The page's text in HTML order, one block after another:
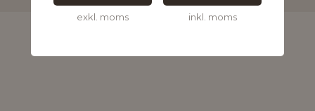
exkl. moms inkl. moms